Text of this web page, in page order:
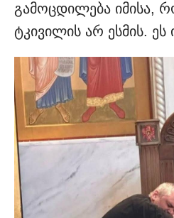
გამოცდილება იმისა,
ტკივილის არ ესმის. ეს